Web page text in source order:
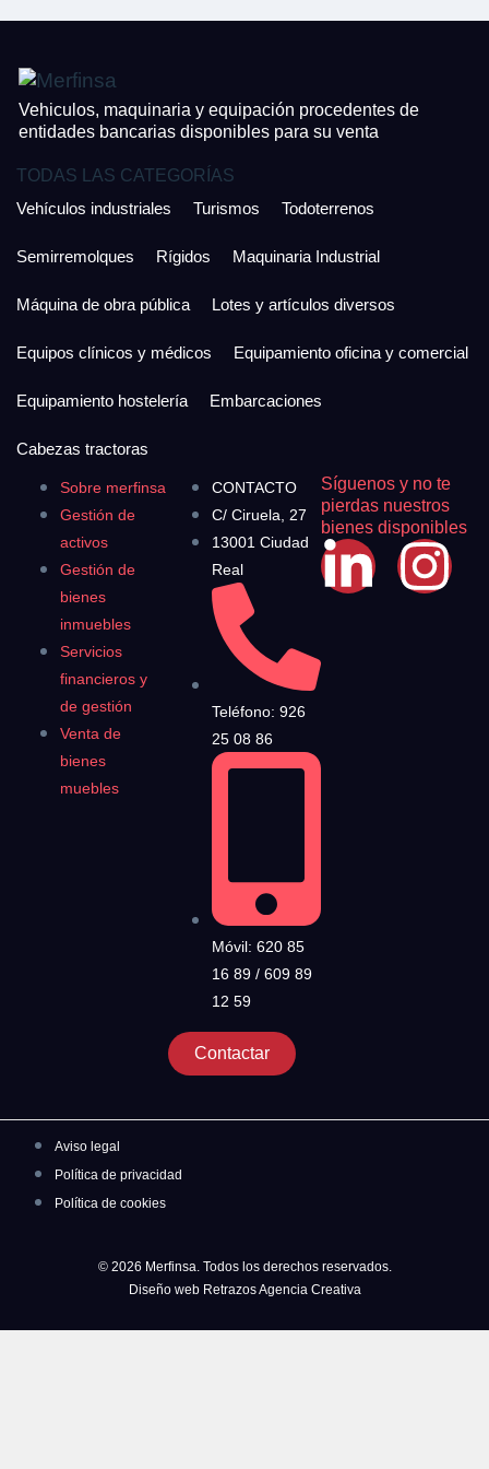
Vehiculos, maquinaria y equipación procedentes de
entidades bancarias disponibles para su venta
Sobre merfinsa
Gestión de
activos
Gestión de
bienes
inmuebles
Servicios
financieros y
de gestión
Venta de
bienes
muebles
CONTACTO
C/ Ciruela, 27
13001 Ciudad
Real
Teléfono: 926
25 08 86
Móvil: 620 85
16 89 / 609 89
12 59
Contactar
Síguenos y no te
pierdas nuestros
bienes disponibles
TODAS LAS CATEGORÍAS
Vehículos industriales
Turismos Todoterrenos
Semirremolques Rígidos Maquinaria Industrial
Máquina de obra pública Lotes y artículos diversos
Equipos clínicos y médicos Equipamiento oficina y comercial
Equipamiento hostelería Embarcaciones
Cabezas tractoras
Aviso legal
Política de privacidad
Política de cookies
© 2026 Merfinsa. Todos los derechos reservados.
Diseño web Retrazos Agencia Creativa